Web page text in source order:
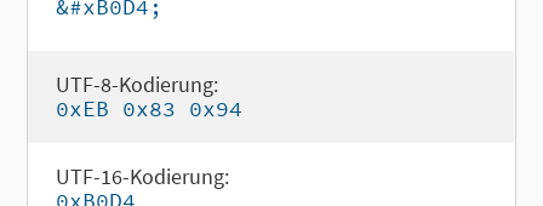
&#xB0D4;
UTF-8-Kodierung:
0xEB 0x83 0x94
UTF-16-Kodierung: